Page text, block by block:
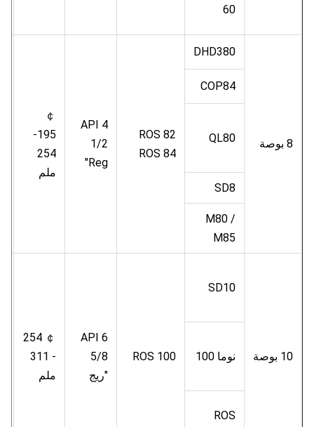
60
8 بوصة
DHD380
ROS 82
ROS 84
API 4
1/2
"Reg
￠
195-
254
ملم
COP84
QL80
SD8
M80 /
M85
10 بوصة
SD10
ROS 100
API 6
5/8
"ريج
￠ 254
- 311
ملم
نوما 100
ROS